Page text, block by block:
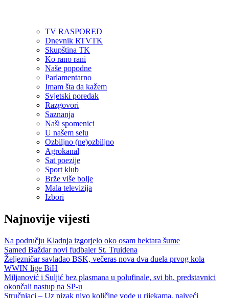
TV RASPORED
Dnevnik RTVTK
Skupština TK
Ko rano rani
Naše popodne
Parlamentarno
Imam šta da kažem
Svjetski poredak
Razgovori
Saznanja
Naši spomenici
U našem selu
Ozbiljno (ne)ozbiljno
Agrokanal
Sat poezije
Sport klub
Brže više bolje
Mala televizija
Izbori
Najnovije vijesti
Na području Kladnja izgorjelo oko osam hektara šume
Samed Baždar novi fudbaler St. Truidena
Željezničar savladao BSK, večeras nova dva duela prvog kola
WWIN lige BiH
Miljanović i Suljić bez plasmana u polufinale, svi bh. predstavnici
okončali nastup na SP-u
Stručnjaci – Uz nizak nivo količine vode u rijekama, najveći